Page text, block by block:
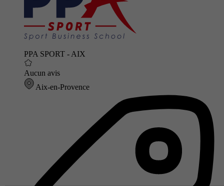
PPA SPORT - AIX
Aucun avis
Aix-en-Provence